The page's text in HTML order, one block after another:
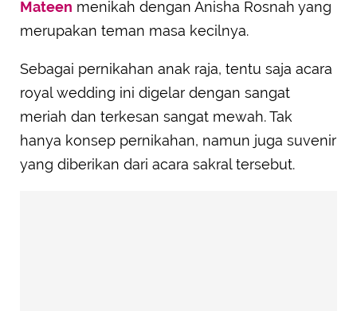
Mateen menikah dengan Anisha Rosnah yang
merupakan teman masa kecilnya.
Sebagai pernikahan anak raja, tentu saja acara
royal wedding ini digelar dengan sangat
meriah dan terkesan sangat mewah. Tak
hanya konsep pernikahan, namun juga suvenir
yang diberikan dari acara sakral tersebut.